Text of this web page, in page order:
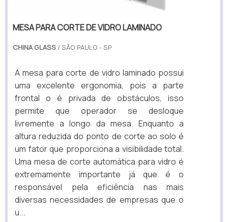
MESA PARA CORTE DE VIDRO LAMINADO
CHINA GLASS / SÃO PAULO - SP
A mesa para corte de vidro laminado possui
uma excelente ergonomia, pois a parte
frontal o é privada de obstáculos, isso
permite que operador se desloque
livremente a longo da mesa. Enquanto a
altura reduzida do ponto de corte ao solo é
um fator que proporciona a visibilidade total.
Uma mesa de corte automática para vidro é
extremamente importante já que é o
responsável pela eficiência nas mais
diversas necessidades de empresas que o
u...